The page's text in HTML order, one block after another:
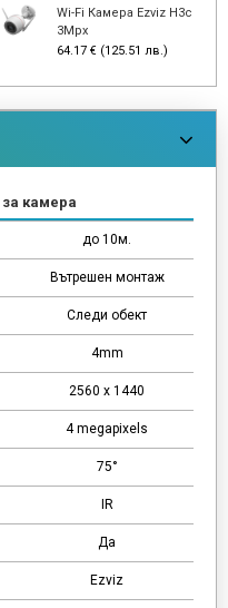
Wi-Fi Камера Ezviz H3c
3Mpx
64.17 € (125.51 лв.)
камера
до 10м.
Вътрешен монтаж
Следи обект
4mm
2560 x 1440
4 megapixels
75°
IR
Да
Ezviz